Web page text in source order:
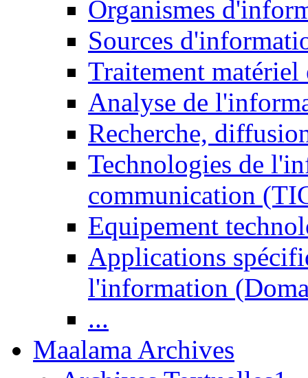
Organismes
Sources
Traitement matériel
Analyse de
Recherche,
Technologies de
communication
Equipement
Applications
l'information
...
Maalama Archives